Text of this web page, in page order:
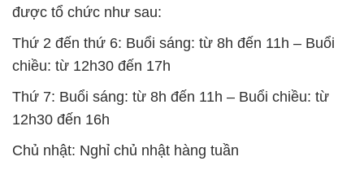
được tổ chức như sau:
Thứ 2 đến thứ 6: Buổi sáng: từ 8h đến 11h – Buổi
chiều: từ 12h30 đến 17h
Thứ 7: Buổi sáng: từ 8h đến 11h – Buổi chiều: từ
12h30 đến 16h
Chủ nhật: Nghỉ chủ nhật hàng tuần